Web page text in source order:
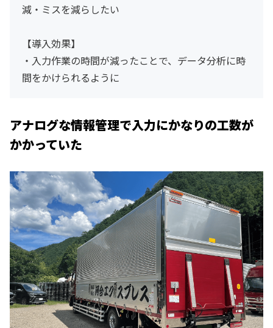
減・ミスを減らしたい
【導入効果】
・入力作業の時間が減ったことで、データ分析に時
間をかけられるように
アナログな情報管理で入力にかなりの工数が
かかっていた